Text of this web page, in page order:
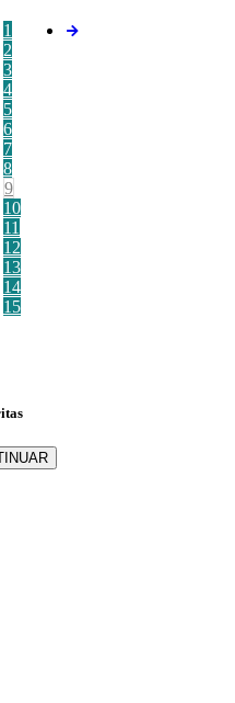
1
2
3
4
5
6
7
8
9
10
11
12
13
14
15